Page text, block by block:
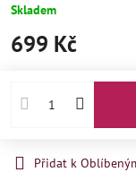
Skladem
699 Kč
Přidat k